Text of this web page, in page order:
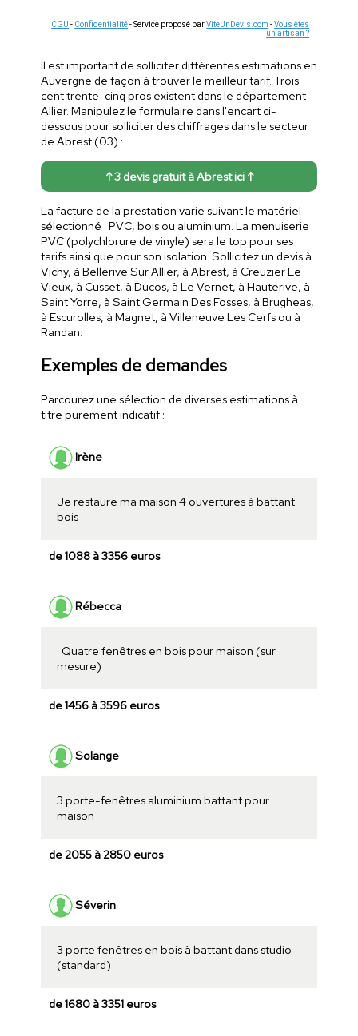
CGU - Confidentialité- Service proposé parViteUnDevis.com -Vous êtes
un artisan ?
Il est important de solliciter différentes estimations en
Auvergne de façon à trouver le meilleur tarif. Trois
cent trente-cinq pros existent dans le département
Allier. Manipulez le formulaire dans l'encart ci-
dessous pour solliciter des chiffrages dans le secteur
de Abrest (03) :
↑ 3 devis gratuit à Abrest ici ↑
La facture de la prestation varie suivant le matériel
sélectionné : PVC, bois ou aluminium. La menuiserie
PVC (polychlorure de vinyle) sera le top pour ses
tarifs ainsi que pour son isolation. Sollicitez un devis à
Vichy, à Bellerive Sur Allier, à Abrest, à Creuzier Le
Vieux, à Cusset, à Ducos, à Le Vernet, à Hauterive, à
Saint Yorre, à Saint Germain Des Fosses, à Brugheas,
à Escurolles, à Magnet, à Villeneuve Les Cerfs ou à
Randan.
Exemples de demandes
Parcourez une sélection de diverses estimations à
titre purement indicatif :
Irène
Je restaure ma maison 4 ouvertures à battant
bois
de 1088 à 3356 euros
Rébecca
: Quatre fenêtres en bois pour maison (sur
mesure)
de 1456 à 3596 euros
Solange
3 porte-fenêtres aluminium battant pour
maison
de 2055 à 2850 euros
Séverin
3 porte fenêtres en bois à battant dans studio
(standard)
de 1680 à 3351 euros